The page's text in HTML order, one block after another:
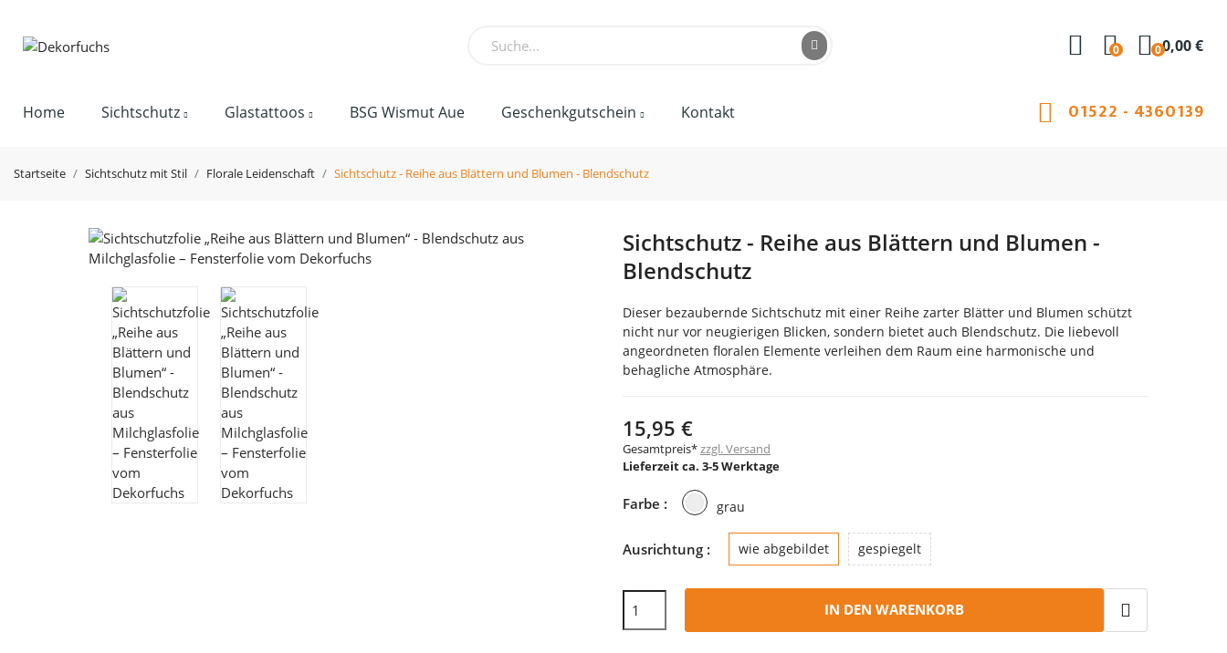
0 0,00 €
0
Home Sichtschutz Glastattoos BSG Wismut Aue Geschenkgutschein Kontakt 01522 - 4360139
Startseite Sichtschutz mit Stil Florale Leidenschaft Sichtschutz - Reihe aus Blättern und Blumen - Blendschutz
Sichtschutz - Reihe aus Blättern und Blumen -
Blendschutz
Dieser bezaubernde Sichtschutz mit einer Reihe zarter Blätter und Blumen schützt
nicht nur vor neugierigen Blicken, sondern bietet auch Blendschutz. Die liebevoll
angeordneten floralen Elemente verleihen dem Raum eine harmonische und
behagliche Atmosphäre.
15,95 €
Gesamtpreis*zzgl. Versand
Lieferzeit ca. 3-5 Werktage
Farbe : graugrau
Ausrichtung : wie abgebildet gespiegelt
IN DEN WARENKORB